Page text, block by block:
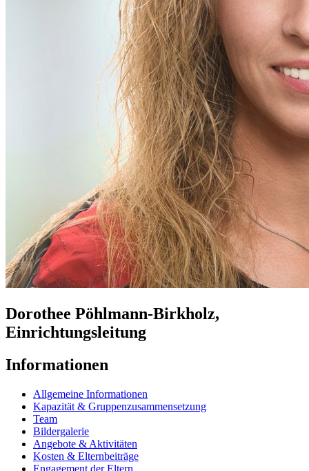
Dorothee Pöhlmann-Birkholz,
Einrichtungsleitung
Informationen
Allgemeine Informationen
Kapazität & Gruppenzusammensetzung
Team
Bildergalerie
Angebote & Aktivitäten
Kosten & Elternbeiträge
Engagement der Eltern